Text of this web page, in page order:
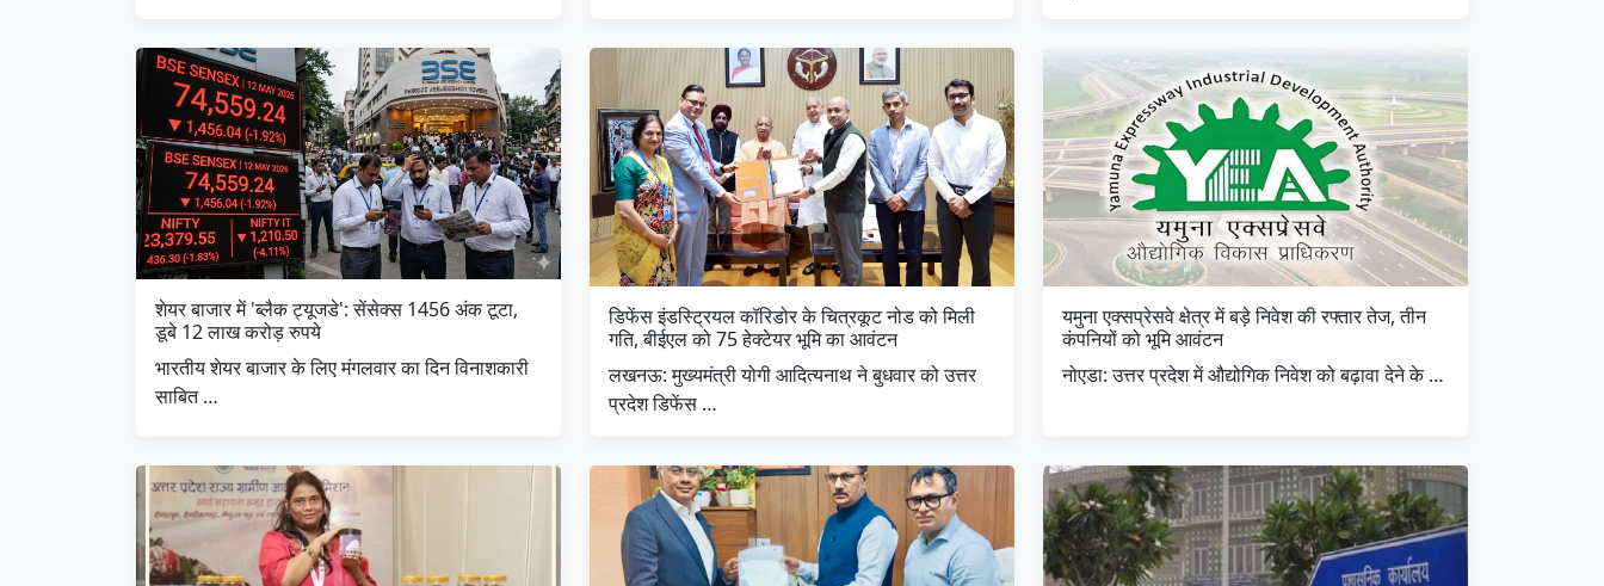
शेयर बाजार में 'ब्लैक ट्यूजडे': सेंसेक्स 1456 अंक टूटा,
डूबे 12 लाख करोड़ रुपये
​भारतीय शेयर बाजार के लिए मंगलवार का दिन विनाशकारी
साबित …
डिफेंस इंडस्ट्रियल कॉरिडोर के चित्रकूट नोड को मिली
गति, बीईएल को 75 हेक्टेयर भूमि का आवंटन
लखनऊ: मुख्यमंत्री योगी आदित्यनाथ ने बुधवार को उत्तर
प्रदेश डिफेंस …
यमुना एक्सप्रेसवे क्षेत्र में बड़े निवेश की रफ्तार तेज, तीन
कंपनियों को भूमि आवंटन
नोएडा: उत्तर प्रदेश में औद्योगिक निवेश को बढ़ावा देने के …